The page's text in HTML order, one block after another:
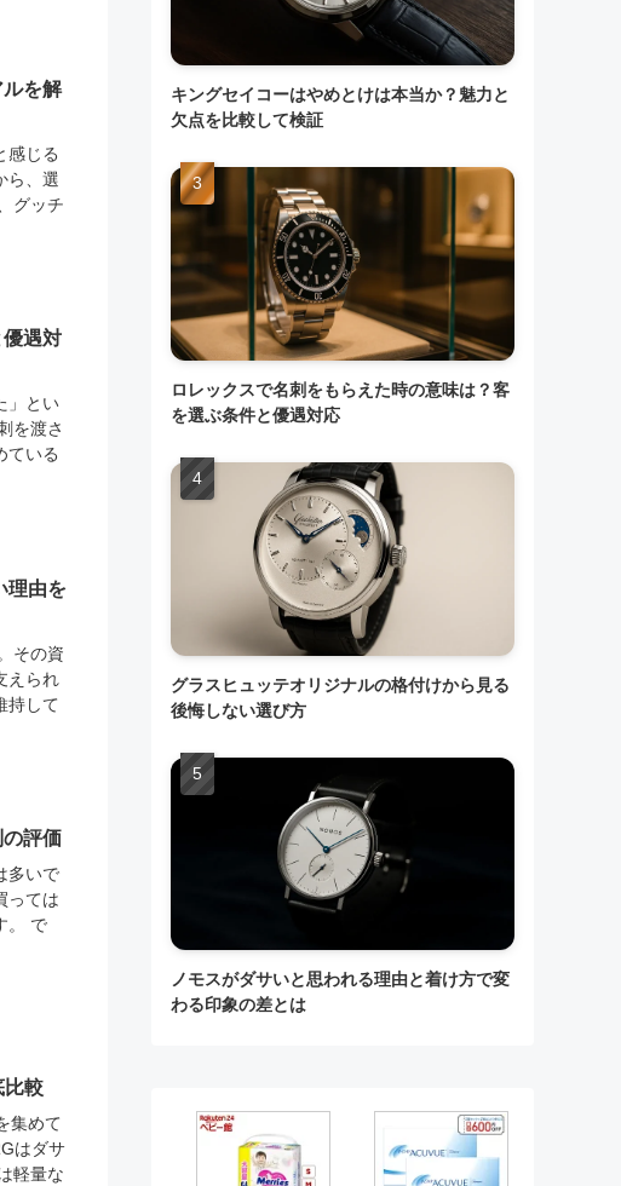
を解
感じる
ら、選
グッチ
遇対
」とい
を渡さ
ている
理由を
その資
えられ
持して
評価
多いで
っては
。 で
比較
集めて
はダサ
軽量な
キングセイコーはやめとけは本当か？魅力と
欠点を比較して検証
ロレックスで名刺をもらえた時の意味は？客
を選ぶ条件と優遇対応
グラスヒュッテオリジナルの格付けから見る
後悔しない選び方
ノモスがダサいと思われる理由と着け方で変
わる印象の差とは